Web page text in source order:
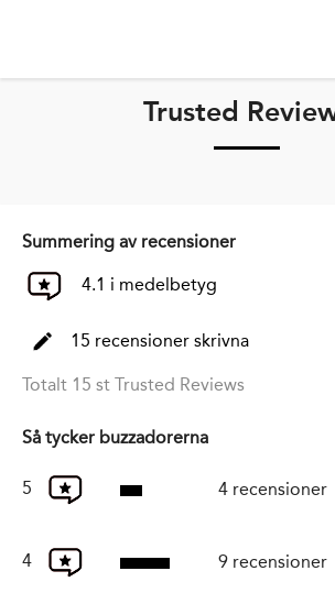
Trusted
Summering av recensioner
4.1 i medelbetyg
15 recensioner skrivna
Totalt 15 st Trusted Reviews
Så tycker buzzadorerna
5 4 recensioner
4 9 recensioner